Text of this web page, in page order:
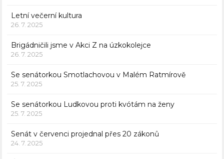
Letní večerní kultura
26. 7. 2025
Brigádničili jsme v Akci Z na úzkokolejce
26. 7. 2025
Se senátorkou Smotlachovou v Malém Ratmírově
25. 7. 2025
Se senátorkou Ludkovou proti kvótám na ženy
25. 7. 2025
Senát v červenci projednal přes 20 zákonů
24. 7. 2025